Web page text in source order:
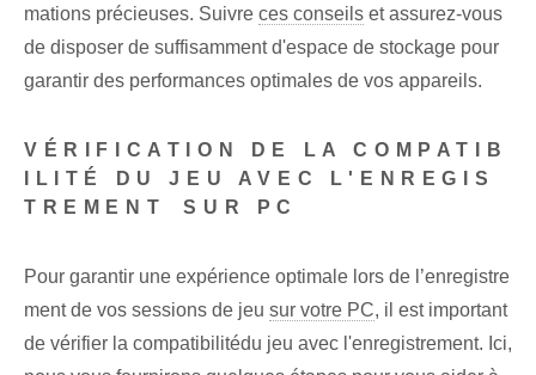
mations précieuses.⁢ Suivre ces conseils ‍et ⁤assurez-vous
de disposer de suffisamment d'espace de stockage‍ pour
garantir des performances optimales de vos appareils.
VÉRIFICATION DE LA COMPATIB
ILITÉ DU JEU AVEC‌ L'ENREGIS
TREMENT⁢ SUR PC
Pour garantir une expérience optimale lors de l’enregistre
ment de vos sessions de jeu sur votre PC, il est important⁢
de vérifier la ⁢compatibilité⁤du jeu avec⁣ l'enregistrement. Ici,